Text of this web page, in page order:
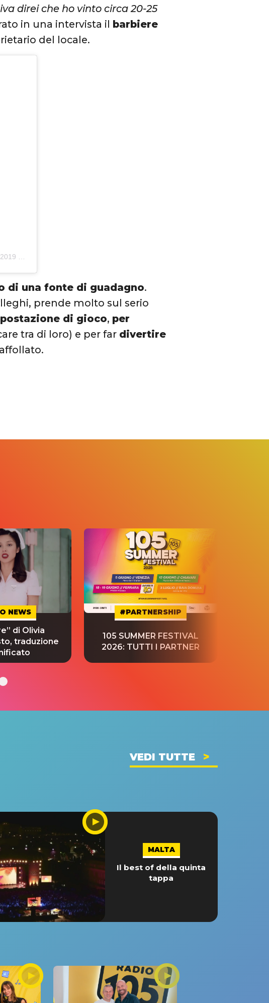
direi che ho vinto circa 20-25
in una intervista il
barbiere
del locale.
5:48 PDT
di una fonte di guadagno.
prende molto sul serio
di gioco, per
tra di loro) e per far divertire
NEWS
di Olivia
traduzione
#PARTNERSHIP
105 SUMMER FESTIVAL
2026: TUTTI I PARTNER
VEDI TUTTE
MALTA
Il best of della quinta
tappa